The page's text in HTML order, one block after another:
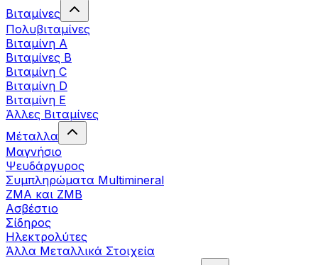
Βιταμίνες
Πολυβιταμίνες
Βιταμίνη Α
Βιταμίνες Β
Βιταμίνη C
Βιταμίνη D
Βιταμίνη Ε
Άλλες Βιταμίνες
Μέταλλα
Μαγνήσιο
Ψευδάργυρος
Συμπληρώματα Multimineral
ZMA και ZMB
Ασβέστιο
Σίδηρος
Ηλεκτρολύτες
Άλλα Mεταλλικά Στοιχεία